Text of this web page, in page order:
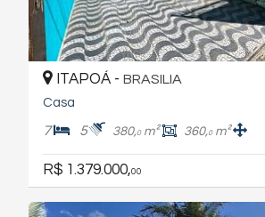
ITAPOÁ - BRASILIA
Casa
7 5 380,0m² 360,0m²
R$ 1.379.000,00